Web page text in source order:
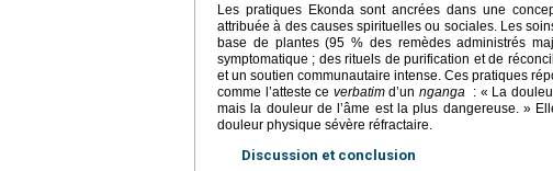
Les pratiques Ekonda sont ancrées dans une
attribuée à des causes spirituelles ou sociales. Les
base de plantes (95 % des remèdes administrés
symptomatique ; des rituels de purification et de
et un soutien communautaire intense. Ces pratiques
comme l’atteste ce verbatimd’un nganga : « La
mais la douleur de l’âme est la plus dangereuse. »
douleur physique sévère réfractaire.
Discussion et conclusion